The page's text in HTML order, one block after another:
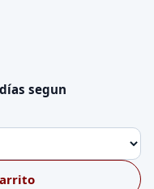
segun